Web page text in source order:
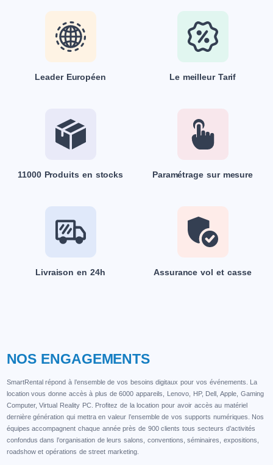
Leader Européen Le meilleur Tarif
11000 Produits en stocks Paramétrage sur mesure
Livraison en 24h Assurance vol et casse
NOS ENGAGEMENTS
SmartRental répond à l’ensemble de vos besoins digitaux pour vos événements. La
location vous donne accès à plus de 6000 appareils, Lenovo, HP, Dell, Apple, Gaming
Computer, Virtual Reality PC. Profitez de la location pour avoir accès au matériel
dernière génération qui mettra en valeur l’ensemble de vos supports numériques. Nos
équipes accompagnent chaque année près de 900 clients tous secteurs d’activités
confondus dans l’organisation de leurs salons, conventions, séminaires, expositions,
roadshow et opérations de street marketing.